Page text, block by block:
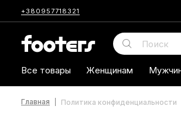
+380957718321
Все товары Женщинам
Главная Политика конфиденциальности